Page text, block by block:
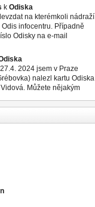
k Odiska
na kterémkoli nádraží
infocentru. Případně
Odisky na e-mail
2024 jsem v Praze
nalezl kartu Odiska
Můžete nějakým